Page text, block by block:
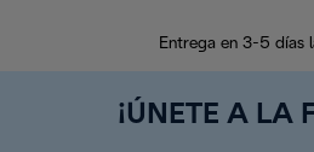
Entrega en 3-5 días
¡ÚNETE A LA